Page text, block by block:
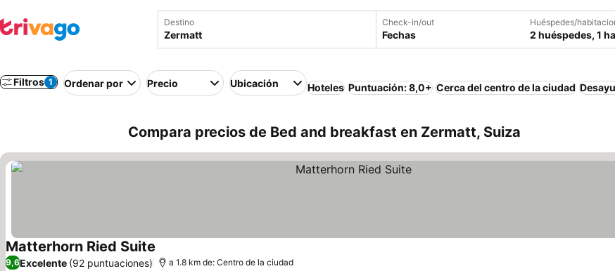
Destino Check-in/out
Fechas
Huéspedes/
2 huéspedes, 1
Filtros 1 Ordenar por Precio Ubicación Hoteles Puntuación: 8,0+ Cerca del centro de la ciudad
Compara precios de Bed and breakfast en Zermatt, Suiza
Matterhorn Ried Suite
9,6Excelente (92 puntuaciones) a 1.8 km de: Centro de la ciudad